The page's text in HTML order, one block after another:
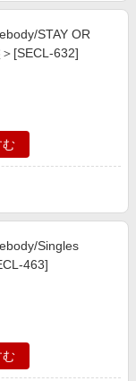
STAY OR
[SECL-632]
む
Singles
463]
む